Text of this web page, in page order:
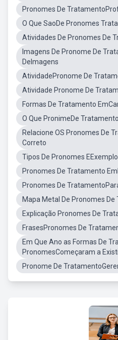
Pronomes De
O Que SaoDe Pronomes
Atividades De Pronomes De
Imagens De Pronome De
DeImagens
AtividadePronome De
Atividade Pronome De
Formas De Tratamento
O Que PronimeDe Tratamento
Relacione OS Pronomes De
Correto
Tipos De Pronomes
Pronomes De Tratamento
Pronomes De
Mapa Metal De Pronomes
Explicação Pronomes De
FrasesPronomes De
Em Que Ano as Formas De
PronomesComeçaram a
Pronome De